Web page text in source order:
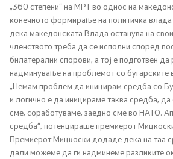
Министерства
СОЗР
Комисии
Органи во состав
Национални координатори
„360 степени“ на МРТ во однос на
конечното формирање на политичка влада
дека македонската Влада останува на
членството треба да се исполни според
билатерални спорови, а тој е подготвен да
надминување на проблемот со бугарските
„Немам проблем да иницирам средба со
и логично е да иницираме таква средба, да
сме, соработуваме, заедно сме во НАТО.
средба“, потенцираше премиерот
Премиерот Мицкоски додаде дека на таа
дали можеме да ги надминеме разликите